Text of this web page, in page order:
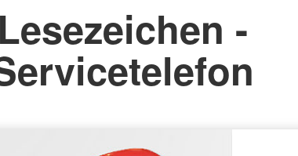
Lesezeichen -